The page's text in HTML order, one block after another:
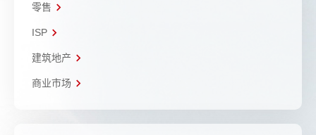
零售
ISP
建筑地产
商业市场